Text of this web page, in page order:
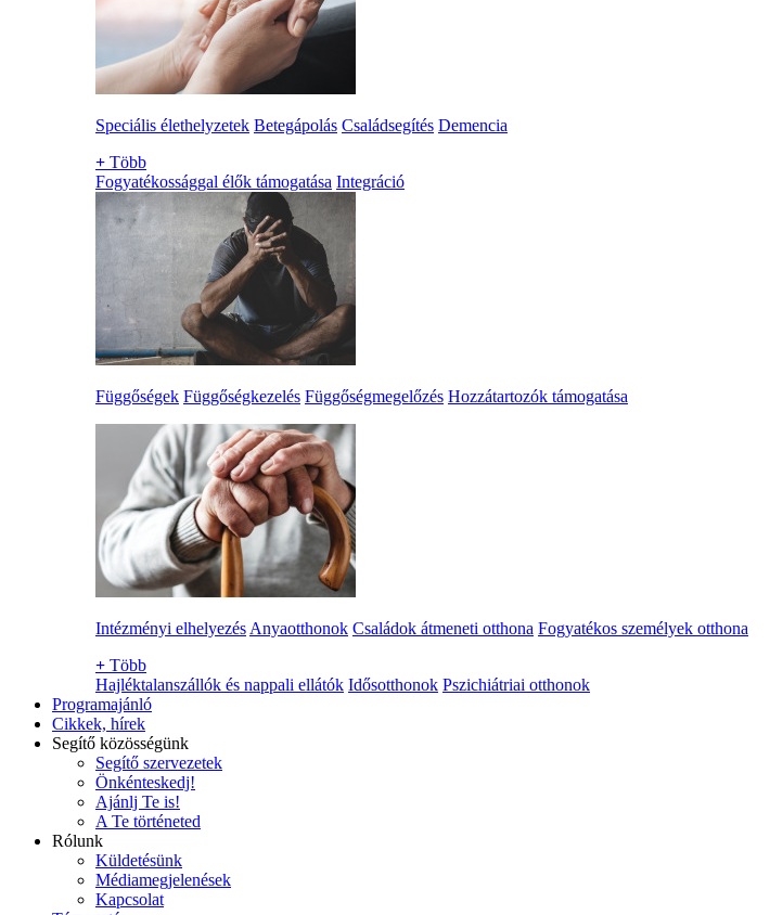
Speciális élethelyzetek Betegápolás Családsegítés Demencia
+ Több
Fogyatékossággal élők támogatása Integráció
Függőségek Függőségkezelés Függőségmegelőzés Hozzátartozók támogatása
Intézményi elhelyezés Anyaotthonok Családok átmeneti otthona Fogyatékos személyek otthona
+ Több
Hajléktalanszállók és nappali ellátók Idősotthonok Pszichiátriai otthonok
Programajánló
Cikkek, hírek
Segítő közösségünk
Segítő szervezetek
Önkénteskedj!
Ajánlj Te is!
A Te történeted
Rólunk
Küldetésünk
Médiamegjelenések
Kapcsolat